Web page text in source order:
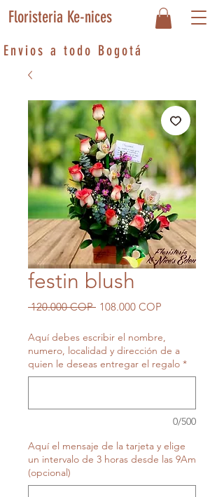
Floristeria Ke-nices
Envios a todo Bogotá
festin blush
120.000 COP Precio
108.000 COP
Aquí debes escribir el nombre,
numero, localidad y dirección de a
quien le deseas entregar el regalo *
0/500
Aquí el mensaje de la tarjeta y elige
un intervalo de 3 horas desde las 9Am
(opcional)